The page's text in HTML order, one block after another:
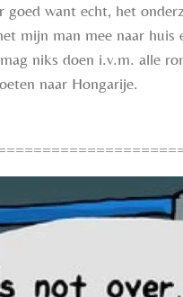
want echt, het
mijn man mee naar huis
niks doen i.v.m. alle
naar Hongarije.